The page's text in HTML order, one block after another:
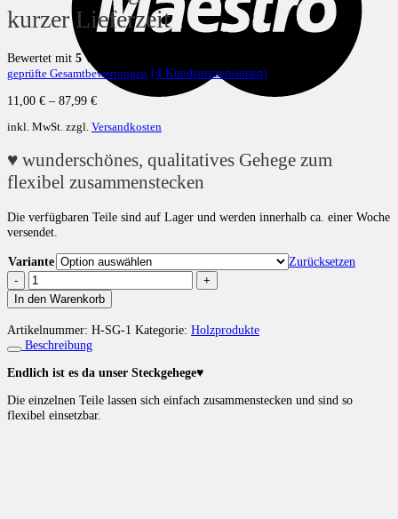
kurzer Lieferzeit
Bewertet mit 5von 5, basierend auf
geprüfte Gesamtbewertungen (4 Kundenrezensionen)
11,00 € – 87,99 €
inkl. MwSt. zzgl. Versandkosten
♥ wunderschönes, qualitatives Gehege zum
flexibel zusammenstecken
Die verfügbaren Teile sind auf Lager und werden innerhalb ca. einer Woche
versendet.
Variante
Zurücksetzen
Steck-
Gehege
LAGERWARE
mit
kurzer
Lieferzeit
Menge
In den Warenkorb
Artikelnummer: H-SG-1 Kategorie: Holzprodukte
Beschreibung
Endlich ist es da unser Steckgehege♥
Die einzelnen Teile lassen sich einfach zusammenstecken und sind so
flexibel einsetzbar.